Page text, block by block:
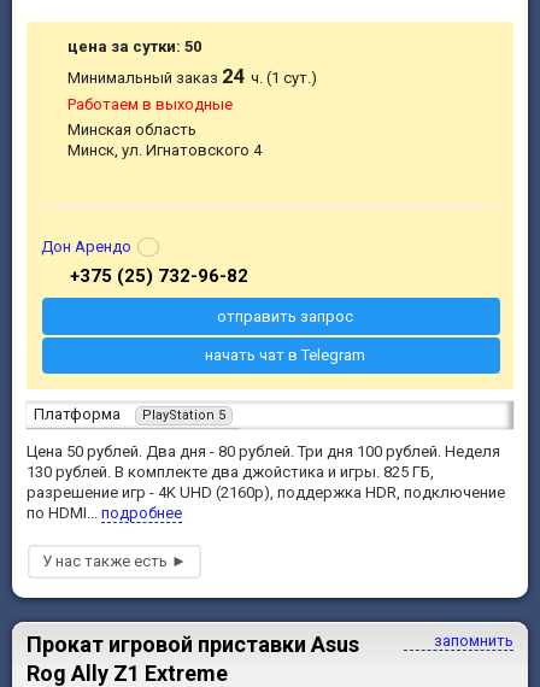
Платформа PlayStation 5
Цена 50 рублей. Два дня - 80 рублей. Три дня 100 рублей. Неделя
130 рублей. В комплекте два джойстика и игры. 825 ГБ,
разрешение игр - 4K UHD (2160p), поддержка HDR, подключение
по HDMI... подробнее
цена за сутки: 50
Минимальный заказ 24ч. (1 сут.)
Работаем в выходные
Минская область
Минск, ул. Игнатовского 4
Дон Арендо
+375 (25) 732-96-82
отправить запрос
начать чат в Telegram
запомнить
Прокат игровой приставки Asus
Rog Ally Z1 Extreme